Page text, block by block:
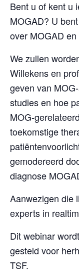
Bent u of kent u
MOGAD? U
over MOGAD
We zullen
Willekens en
geven van
studies en hoe
MOG-
toekomstige
gemodereerd
diagnose
Aanwezigen die
experts in
Dit webinar
gesteld voor
TSF.